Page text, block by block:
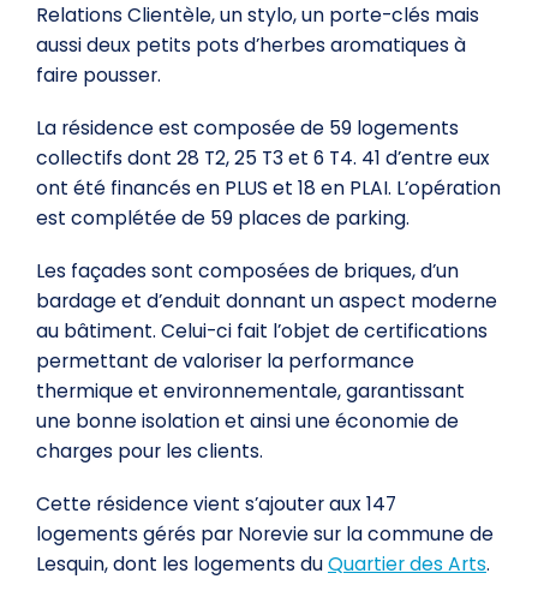
Relations Clientèle, un stylo, un porte-clés mais
aussi deux petits pots d’herbes aromatiques à
faire pousser.
La résidence est composée de 59 logements
collectifs dont 28 T2, 25 T3 et 6 T4. 41 d’entre eux
ont été financés en PLUS et 18 en PLAI. L’opération
est complétée de 59 places de parking.
Les façades sont composées de briques, d’un
bardage et d’enduit donnant un aspect moderne
au bâtiment. Celui-ci fait l’objet de certifications
permettant de valoriser la performance
thermique et environnementale, garantissant
une bonne isolation et ainsi une économie de
charges pour les clients.
Cette résidence vient s’ajouter aux 147
logements gérés par Norevie sur la commune de
Lesquin, dont les logements duQuartier des Arts.